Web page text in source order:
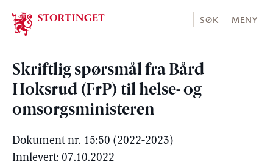
Stortinget.no
SØK MENY
Skriftlig spørsmål fra Bård
Hoksrud (FrP) til helse- og
omsorgsministeren
Dokument nr. 15:50 (2022-2023)
Innlevert: 07.10.2022